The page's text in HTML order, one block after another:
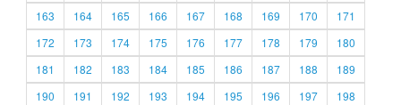
163
164 165 166 167 168 169 170
171
172
173 174 175 176 177 178 179
180
181
182 183 184 185 186 187 188
189
190
191 192 193 194 195 196 197
198